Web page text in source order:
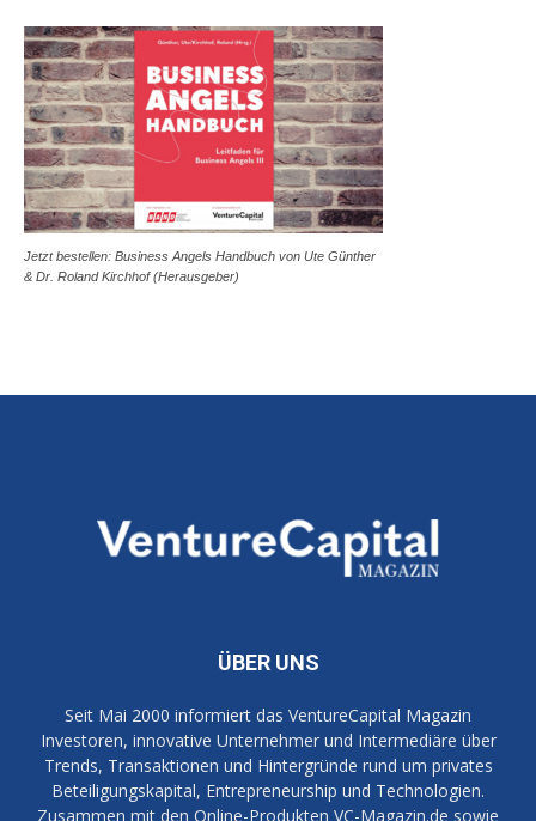
Jetzt bestellen: Business Angels Handbuch von Ute Günther
& Dr. Roland Kirchhof (Herausgeber)
ÜBER UNS
Seit Mai 2000 informiert das VentureCapital Magazin
Investoren, innovative Unternehmer und Intermediäre über
Trends, Transaktionen und Hintergründe rund um privates
Beteiligungskapital, Entrepreneurship und Technologien.
Zusammen mit den Online-Produkten VC-Magazin.de sowie